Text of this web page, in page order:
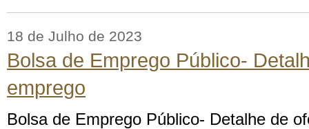
18 de Julho de 2023
Bolsa de Emprego Público-
emprego
Bolsa de Emprego Público- Detalhe de